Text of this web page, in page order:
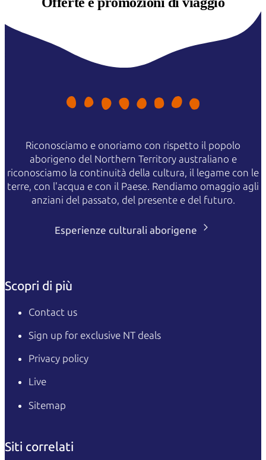
Riconosciamo e onoriamo con rispetto il popolo
aborigeno del Northern Territory australiano e
riconosciamo la continuità della cultura, il legame con le
terre, con l'acqua e con il Paese. Rendiamo omaggio agli
anziani del passato, del presente e del futuro.
Esperienze culturali aborigene
Scopri di più
Contact us
Sign up for exclusive NT deals
Privacy policy
Live
Sitemap
Siti correlati